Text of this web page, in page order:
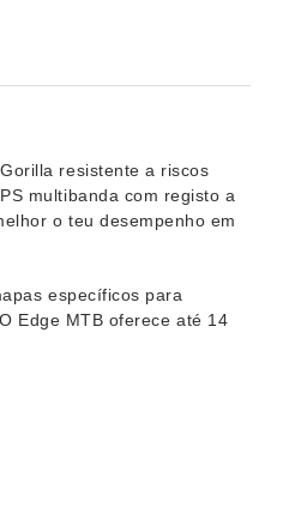
resistente a riscos
multibanda com registo a
o teu desempenho em
específicos para
Edge MTB oferece até 14